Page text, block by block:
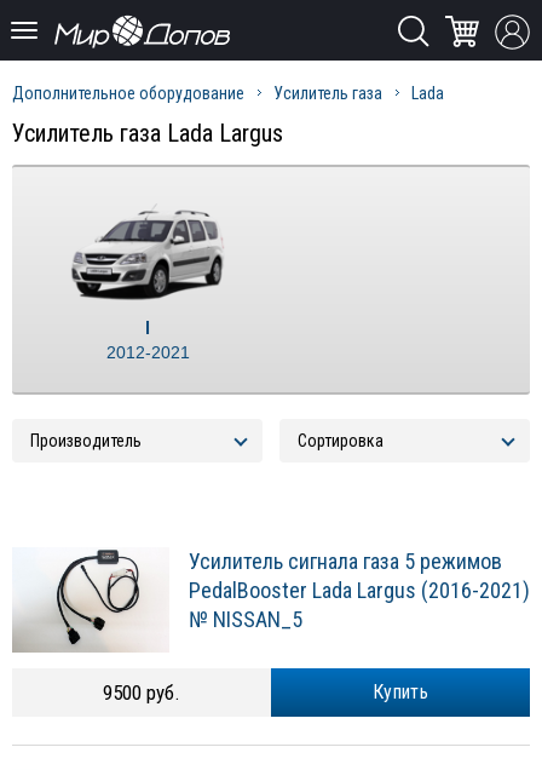
Дополнительное оборудование Усилитель газа Lada
Усилитель газа Lada Largus
I
2012-2021
Усилитель сигнала газа 5 режимов
PedalBooster Lada Largus (2016-2021)
№ NISSAN_5
Купить
9500 руб.